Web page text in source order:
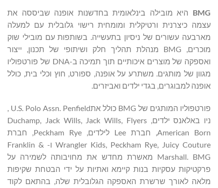
BMG היא מובילה בינלאומית בחדשנות אופנה שביססה את
עצמה כיצרנית ורטיקלית ומומחית רישוי גלובלית עם למעלה
מארבעה עשורים של ניסיון בתעשייה. בשותפות עם מובילי שוק
מוכרים, BMG מנהלת תהליך חלק ושיתופי של תכנון, ייצור
ואספקה של מוצרים איכותיים תוך תמיכה ב-DNA של פורטפוליו
מגוון של מותגים. משתרע על אופנה, ספורט, חוץ וכלי בית, כולל
אופנה למבוגרים, בגדי ילדים ואביזרים.
פורטפוליו המותגים של BMG כולל אתU.S. Polo Assn. Penfield ,
ניו באלאנס ילדים, Duchamp, Jack Wills, Jack Wills, Flyers
American Born, חברת Lee לילדים, Peckham Rye, חברת
Wrangler Kids, Peckham Rye, Juicy Couture ו- Franklin &
Marshall. BMG מאשרת מחדש את מחויבותה לשמירה על
פרקטיקות עסקיות בנות קיימא ואתיות על ידי הבטחת שקיפות
מלאה לאורך שרשרת האספקה הגלובלית שלה, בהתאם לקוד